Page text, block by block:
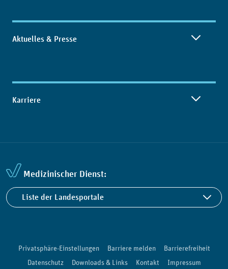
Aktuelles & Presse
Karriere
Medizinischer Dienst:
Liste der Landesportale
Privatsphäre-Einstellungen Barriere melden
Barrierefreiheit
Datenschutz
Downloads & Links Kontakt Impressum